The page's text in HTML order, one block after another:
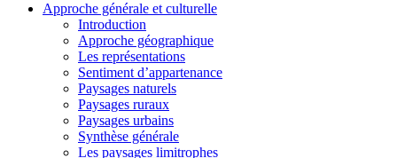
Approche générale et culturelle
Introduction
Approche géographique
Les représentations
Sentiment d’appartenance
Paysages naturels
Paysages ruraux
Paysages urbains
Synthèse générale
Les paysages limitrophes